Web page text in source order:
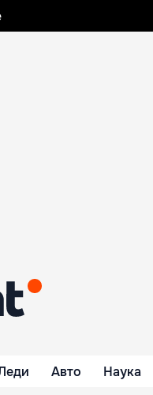
Авто Наука